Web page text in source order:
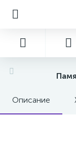
Описание